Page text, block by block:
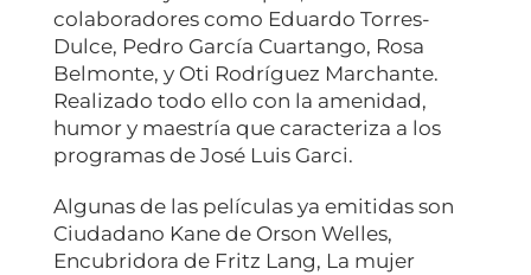
colaboradores como Eduardo Torres-
Dulce, Pedro García Cuartango, Rosa
Belmonte, y Oti Rodríguez Marchante.
Realizado todo ello con la amenidad,
humor y maestría que caracteriza a los
programas de José Luis Garci.
Algunas de las películas ya emitidas son
Ciudadano Kane de Orson Welles,
Encubridora de Fritz Lang, La mujer